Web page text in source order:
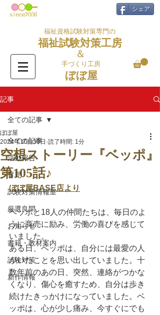
シェア
福祉資格試験対策専門の
福祉試験対策工房
＆
手づくり工房
ぼぼ屋
記事
全ての記事
活動報告
育児
試験対策情報室
厳選良問
お知らせ
書籍・教材案内
試験対策
新作情報
全ての記事
空想ストーリー『ベッポ』
第105話♪
ぼぼ屋
2024年10月30日 読了時間: 1分
ぼぼ屋BASE店より
ベッポと18人の仲間たちは、毎日のよ
うに商売に励み、労働の喜びを感じて
いました。
ある日、ベッポは、自分には最愛の人
がいたことを思い出していました。十
数年前のあの日、突然、連絡がつかな
くなり、傷心を癒すため、自分は歩き
続けたきっかけになっていました。ベ
ッポは、心が少し痛み、今すぐにでも